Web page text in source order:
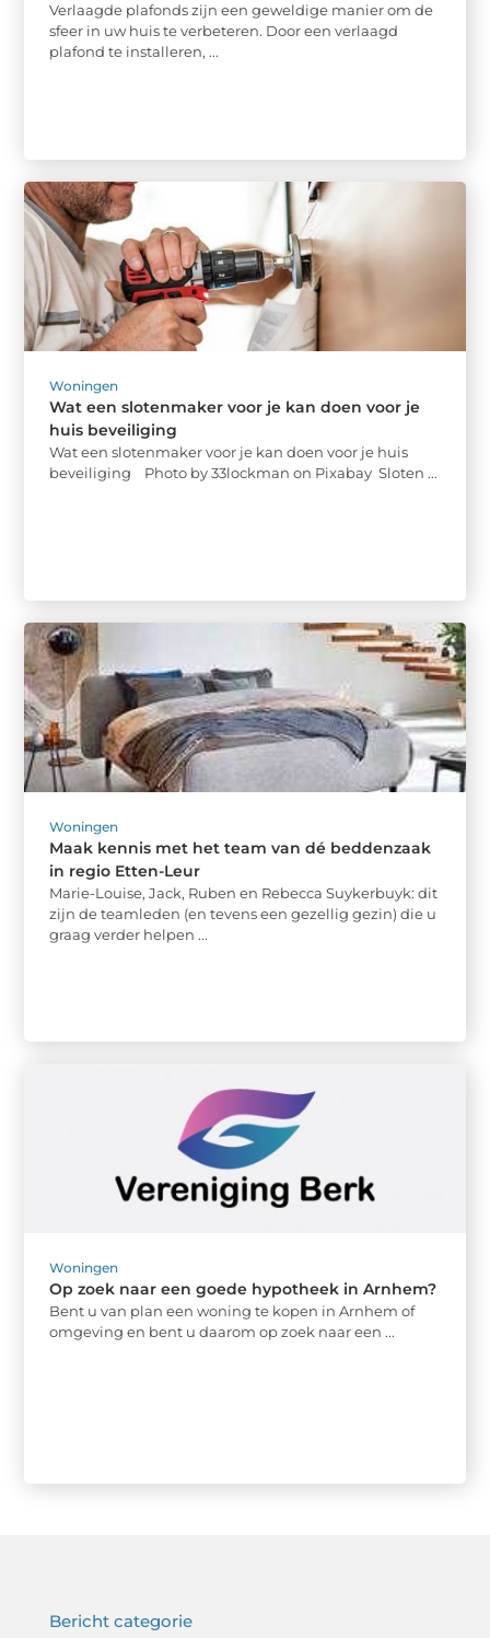
Verlaagde plafonds zijn een geweldige manier om de
sfeer in uw huis te verbeteren. Door een verlaagd
plafond te installeren, ...
Woningen
Wat een slotenmaker voor je kan doen voor je
huis beveiliging
Wat een slotenmaker voor je kan doen voor je huis
beveiliging ‍ Photo by 33lockman on Pixabay ‍ Sloten ...
Woningen
Maak kennis met het team van dé beddenzaak
in regio Etten-Leur
Marie-Louise, Jack, Ruben en Rebecca Suykerbuyk: dit
zijn de teamleden (en tevens een gezellig gezin) die u
graag verder helpen ...
Woningen
Op zoek naar een goede hypotheek in Arnhem?
Bent u van plan een woning te kopen in Arnhem of
omgeving en bent u daarom op zoek naar een ...
Bericht categorie